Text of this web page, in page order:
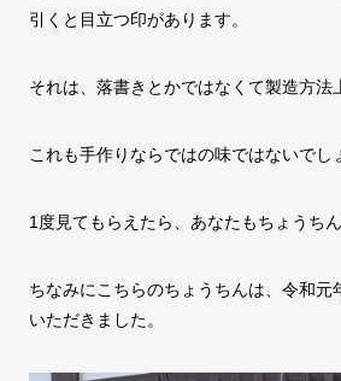
引くと目立つ印があります。
それは、落書きとかではなくて製造方法
これも手作りならではの味ではないでし
1度見てもらえたら、あなたもちょうち
ちなみにこちらのちょうちんは、令和元
いただきました。